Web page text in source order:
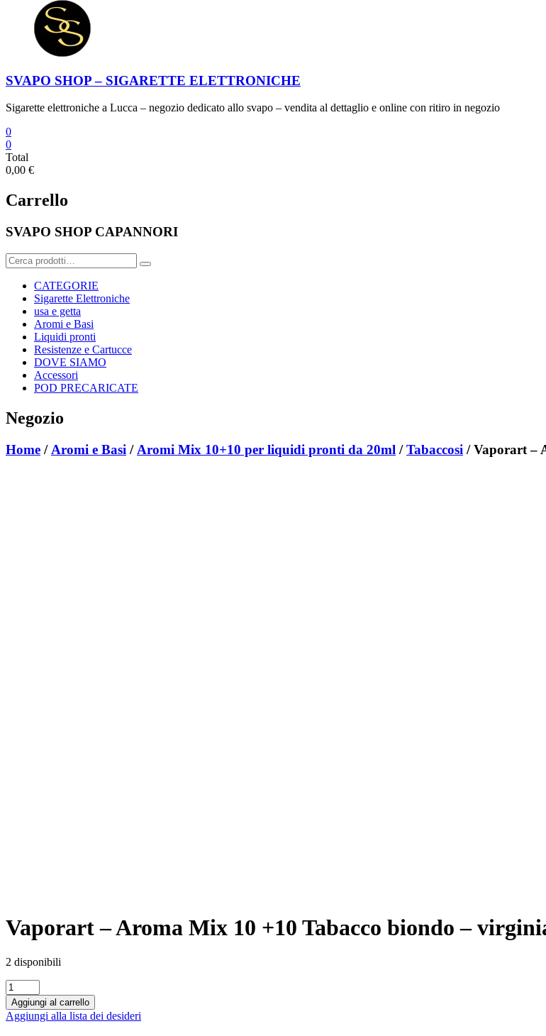
SVAPO SHOP – SIGARETTE ELETTRONICHE
Sigarette elettroniche a Lucca – negozio dedicato allo svapo – vendita al dettaglio e online con ritiro in negozio
0
0
Total
0,00 €
Carrello
SVAPO SHOP CAPANNORI
Cerca:
CATEGORIE
Sigarette Elettroniche
usa e getta
Aromi e Basi
Liquidi pronti
Resistenze e Cartucce
DOVE SIAMO
Accessori
POD PRECARICATE
Negozio
Home / Aromi e Basi / Aromi Mix 10+10 per liquidi pronti da 20ml /Tabaccosi / Vaporart –
Vaporart – Aroma Mix 10 +10 Tabacco biondo –
2 disponibili
Vaporart
-
Aroma
Mix
Aggiungi al carrello
Aggiungi alla lista dei desideri